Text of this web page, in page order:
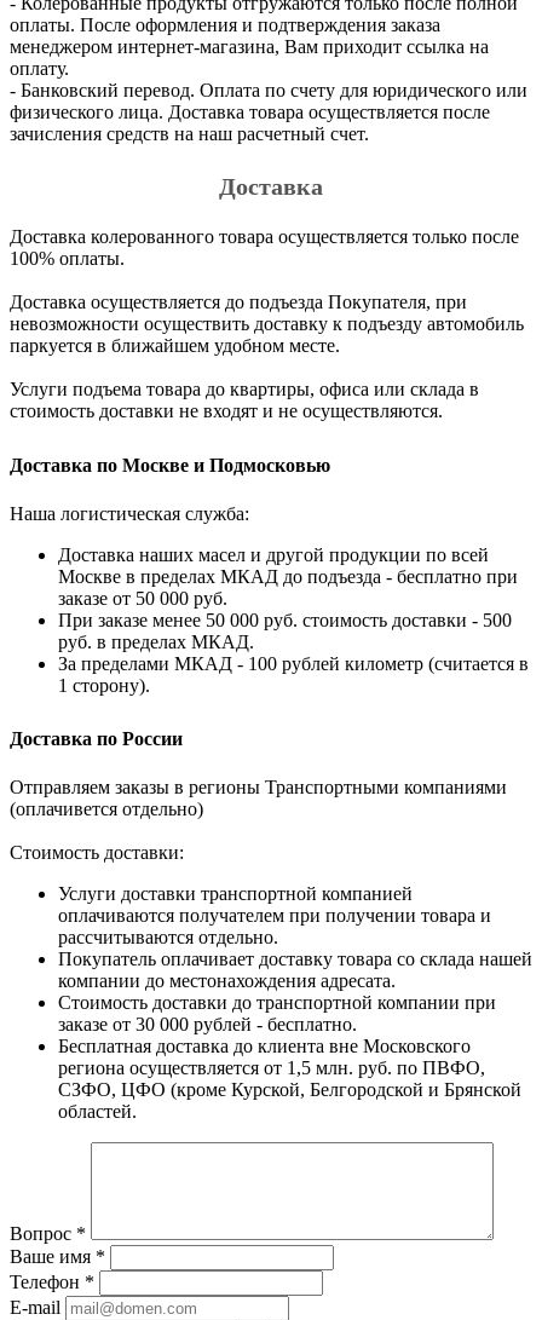
оплаты. После оформления и подтверждения заказа
менеджером интернет-магазина, Вам приходит ссылка на
оплату.
- Банковский перевод. Оплата по счету для юридического или
физического лица. Доставка товара осуществляется после
зачисления средств на наш расчетный счет.
Доставка
Доставка колерованного товара осуществляется только после
100% оплаты.
Доставка осуществляется до подъезда Покупателя, при
невозможности осуществить доставку к подъезду автомобиль
паркуется в ближайшем удобном месте.
Услуги подъема товара до квартиры, офиса или склада в
стоимость доставки не входят и не осуществляются.
Доставка по Москве и Подмосковью
Наша логистическая служба:
Доставка наших масел и другой продукции по всей
Москве в пределах МКАД до подъезда - бесплатно при
заказе от 50 000 руб.
При заказе менее 50 000 руб. стоимость доставки - 500
руб. в пределах МКАД.
За пределами МКАД - 100 рублей километр (считается в
1 сторону).
Доставка по России
Отправляем заказы в регионы Транспортными компаниями
(оплачивется отдельно)
Стоимость доставки:
Услуги доставки транспортной компанией
оплачиваются получателем при получении товара и
рассчитываются отдельно.
Покупатель оплачивает доставку товара со склада нашей
компании до местонахождения адресата.
Стоимость доставки до транспортной компании при
заказе от 30 000 рублей - бесплатно.
Бесплатная доставка до клиента вне Московского
региона осуществляется от 1,5 млн. руб. по ПВФО,
СЗФО, ЦФО (кроме Курской, Белгородской и Брянской
областей.
Вопрос *
Ваше имя *
Телефон *
E-mail